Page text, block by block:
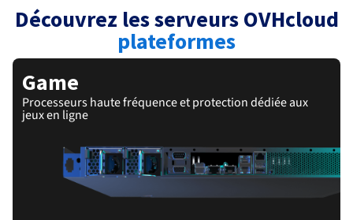
Tarifs
Disponibilités par régions
Roadmap & Changelog
Observabilité
Roadmap & Changelog
Roadmap & Changelog
Roadmap & Changelog
Roadmap & Changelog
Découvrez les serveurs OVHcloud
plateformes
Game
Processeurs haute fréquence et protection dédiée aux
jeux en ligne